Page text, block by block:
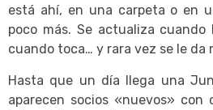
está ahí, en una carpeta o en
poco más. Se actualiza
cuando toca… y rara vez se le da
Hasta que un día llega una
aparecen socios «nuevos» con